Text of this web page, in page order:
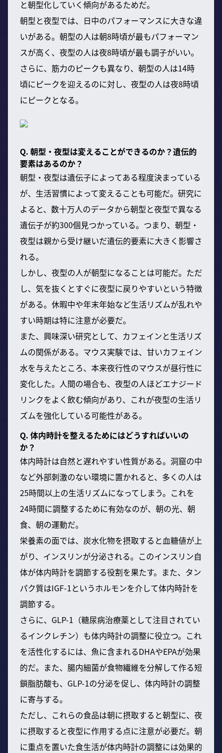
と朝型化していく傾向があるためだ。
朝型と夜型では、日中のパフォーマンスに大きな違
いがある。朝型の人は朝8時頃が最もパフォーマン
スが高く、夜型の人は夜8時頃が最も調子がいい。
さらに、筋力のピークも異なり、朝型の人は14時
頃にピークを迎えるのに対し、夜型の人は夜8時頃
にピークとなる。
Q. 朝型・夜型は変えることができるのか？遺伝的
要素はあるのか？
朝型・夜型は遺伝子によってある程度決まっている
が、生活習慣によって変えることも可能だ。研究に
よると、数十万人のデータから朝型と夜型で異なる
遺伝子が約300個見つかっている。つまり、朝型・
夜型は親から受け継いだ遺伝的要素に大きく影響さ
れる。
しかし、夜型の人が朝型になることは可能だ。ただ
し、気を抜くとすぐに夜型に戻りやすいという特徴
がある。休暇中や年末年始など生活リズムが乱れや
すい時期は特に注意が必要だ。
また、興味深い研究として、カフェインと生活リズ
ムの関係がある。マウス実験では、甘いカフェイン
水を与えたところ、本来夜行性のマウスが昼行性に
変化した。人間の場合も、夜型の人ほどエナジード
リンクをよく飲む傾向があり、これが夜型の生活リ
ズムを強化している可能性がある。
Q. 体内時計を整えるためにはどうすればいいの
か？
体内時計は自然と遅れやすい性質がある。洞窟の中
など外部刺激のない環境に置かれると、多くの人は
25時間以上の生活リズムになってしまう。これを
24時間に調整するために有効なのが、朝の光、朝
食、朝の運動だ。
栄養素の面では、炭水化物を摂取すると血糖値が上
がり、インスリンが分泌される。このインスリン自
体が体内時計を調節する役割を果たす。また、タン
パク質はIGF-1というホルモンを介して体内時計を
調節する。
さらに、GLP-1（糖尿病治療薬として注目されてい
るインクレチン）も体内時計の調整に役立つ。これ
を活性化するには、魚に含まれるDHAやEPAが効果
的だ。また、腸内細菌が食物繊維を分解して作る短
鎖脂肪酸も、GLP-1の分泌を促し、体内時計の調整
に寄与する。
ただし、これらの食品は朝に摂取すると朝型に、夜
に摂取すると夜型に作用する点に注意が必要だ。朝
に重点を置いた食生活が体内時計の調整には効果的